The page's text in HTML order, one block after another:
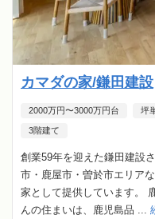
カマダの家/鎌田建設
2000万円〜3000万円台 坪
3階建て
創業59年を迎えた鎌田建設
市・鹿屋市・曽於市エリア
家として提供しています。
んの住まいは、鹿児島品 ...